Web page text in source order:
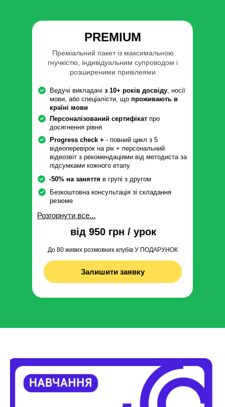
PREMIUM
Персоналізований сертифікат про
досягнення рівня
Ведучі викладачі з 10+ років досвіду, носії
мови, або спеціалісти, що проживають в
країні мови
Преміальний пакет із максимальною
гнучкістю, індивідуальним супроводом і
розширеними привілеями
Безкоштовна консультація зі складання
резюме
-50% на заняття в групі з другом
Progress check + - повний цикл з 5
відеоперевірок на рік + персональний
відеозвіт з рекомендаціями від методиста за
підсумками кожного етапу
До 80 живих розмовних клубів У ПОДАРУНОК
Залишити заявку
Розгорнути все...
від 950 грн / урок